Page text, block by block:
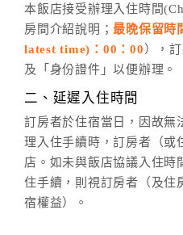
五、客服時間
週一至週日，上午9:00～晚
六、聯絡方式
(07)9682715 。
本飯店接受辦理入住時間
房間介紹說明；最晚保留時
latest time)：00：00 ），
及「身份證件」以便辦理。
二、延遲入住時間
訂房者於住宿當日，因故無
理入住手續時，訂房者（或
店。如未與飯店協議入住時
住手續，則視訂房者（及住
宿權益）。